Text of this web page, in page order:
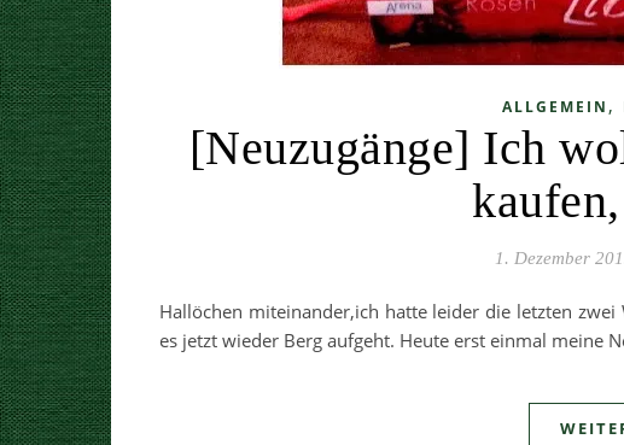
ALLGEMEIN ,
[Neuzugänge] Ich
1. Dezember
Hallöchen miteinander,ich hatte leider die letzten
es jetzt wieder Berg aufgeht. Heute erst einmal meine